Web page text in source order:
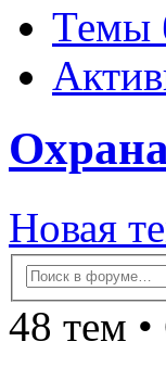
Темы
Новая
48 тем